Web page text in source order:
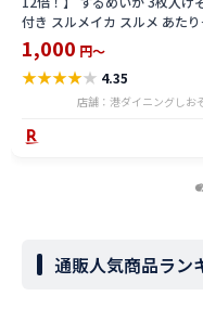
付き スルメイカ スルメ あたり
スルメ 干物 するめ げそ 国産 お
つまみ 酒の肴 酒のつまみ 乾き
贈り物 ［送料無料］［ゆうパケ
ット］ 1,000ポッキリ 父の日
1,000 円～
★★★★★ 4.35
店舗：港ダイニングしお
通販人気商品ラン